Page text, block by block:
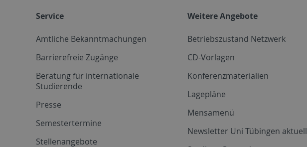
Service
Amtliche Bekanntmachungen
Barrierefreie Zugänge
Beratung für internationale
Studierende
Presse
Semestertermine
Stellenangebote
Weitere Angebote
Betriebszustand Netzwerk
CD-Vorlagen
Konferenzmaterialien
Lagepläne
Mensamenü
Newsletter Uni Tübingen aktuell